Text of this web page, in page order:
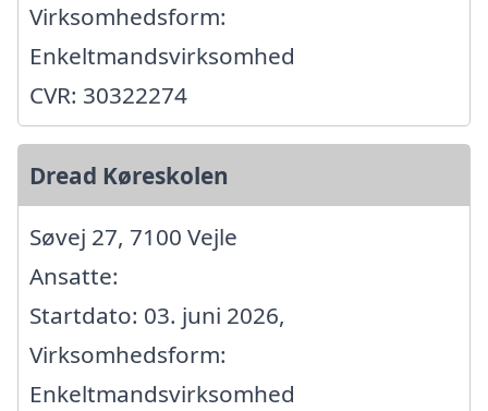
Virksomhedsform:
Enkeltmandsvirksomhed
CVR: 30322274
Dread Køreskolen
Søvej 27, 7100 Vejle
Ansatte:
Startdato: 03. juni 2026,
Virksomhedsform:
Enkeltmandsvirksomhed